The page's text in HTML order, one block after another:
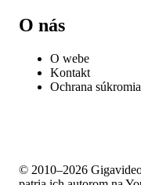
O nás
O webe
Kontakt
Ochrana súkromia
© 2010–2026